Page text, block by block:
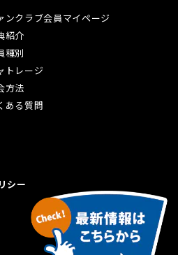
ンクラブ会員マイページ
紹介
種別
トレージ
方法
ある質問
シー